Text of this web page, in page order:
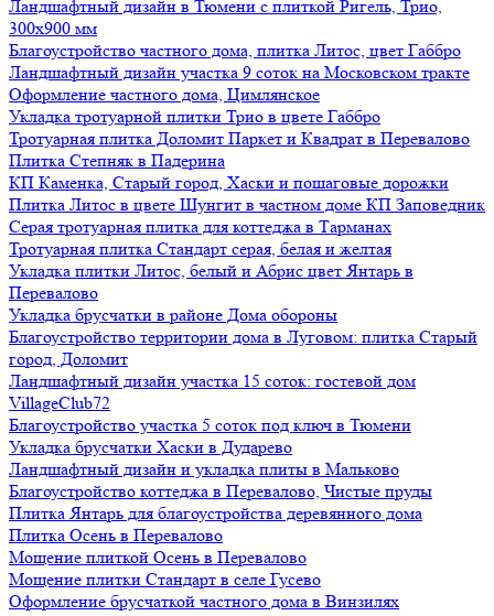
Ландшафтный дизайн в Тюмени с плиткой Ригель, Трио,
300х900 мм
Благоустройство частного дома, плитка Литос, цвет Габбро
Ландшафтный дизайн участка 9 соток на Московском тракте
Оформление частного дома, Цимлянское
Укладка тротуарной плитки Трио в цвете Габбро
Тротуарная плитка Доломит Паркет и Квадрат в Перевалово
Плитка Степняк в Падерина
КП Каменка, Старый город, Хаски и пошаговые дорожки
Плитка Литос в цвете Шунгит в частном доме КП Заповедник
Серая тротуарная плитка для коттеджа в Тарманах
Тротуарная плитка Стандарт серая, белая и желтая
Укладка плитки Литос, белый и Абрис цвет Янтарь в
Перевалово
Укладка брусчатки в районе Дома обороны
Благоустройство территории дома в Луговом: плитка Старый
город, Доломит
Ландшафтный дизайн участка 15 соток: гостевой дом
VillageClub72
Благоустройство участка 5 соток под ключ в Тюмени
Укладка брусчатки Хаски в Дударево
Ландшафтный дизайн и укладка плиты в Мальково
Благоустройство коттеджа в Перевалово, Чистые пруды
Плитка Янтарь для благоустройства деревянного дома
Плитка Осень в Перевалово
Мощение плиткой Осень в Перевалово
Мощение плитки Стандарт в селе Гусево
Оформление брусчаткой частного дома в Винзилях